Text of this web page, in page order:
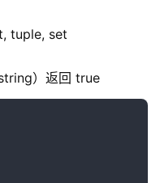
tuple, set
）返回 true